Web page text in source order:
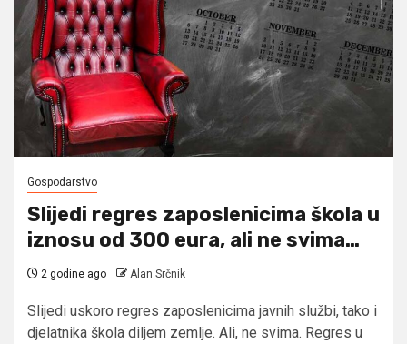
Gospodarstvo
Slijedi regres zaposlenicima škola u
iznosu od 300 eura, ali ne svima…
2 godine ago Alan Srčnik
Slijedi uskoro regres zaposlenicima javnih službi, tako i
djelatnika škola diljem zemlje. Ali, ne svima. Regres u